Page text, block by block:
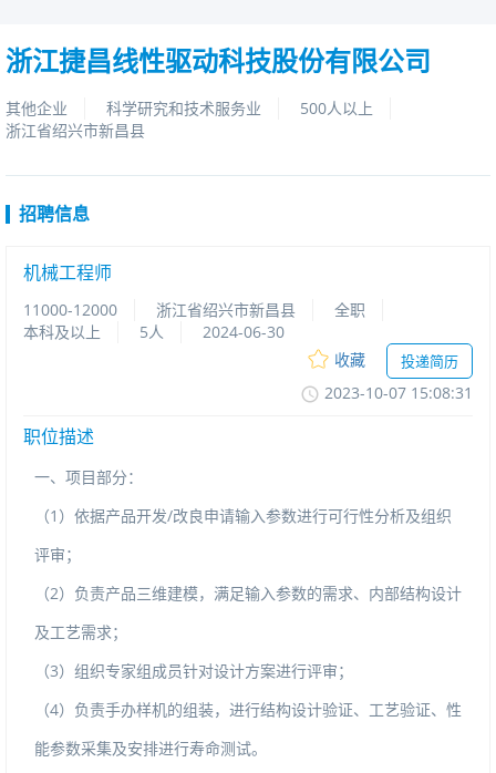
浙江捷昌线性驱动科技股份有限公司
其他企业 科学研究和技术服务业
500人以上
浙江省绍兴市新昌县
招聘信息
机械工程师
11000-12000 浙江省绍兴市新昌县
全职
本科及以上
5人
2024-06-30
收藏
投递简历
2023-10-0715:08:31
职位描述
一、项目部分：
（1）依据产品开发/改良申请输入参数进行可行性分析及组织
评审；
（2）负责产品三维建模，满足输入参数的需求、内部结构设计
及工艺需求；
（3）组织专家组成员针对设计方案进行评审；
（4）负责手办样机的组装，进行结构设计验证、工艺验证、性
能参数采集及安排进行寿命测试。